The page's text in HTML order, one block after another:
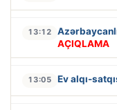
13:12
AÇIQLAMA
13:05 Ev alqı-